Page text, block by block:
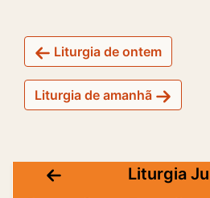
Liturgia de ontem
Liturgia de amanhã
Liturgia